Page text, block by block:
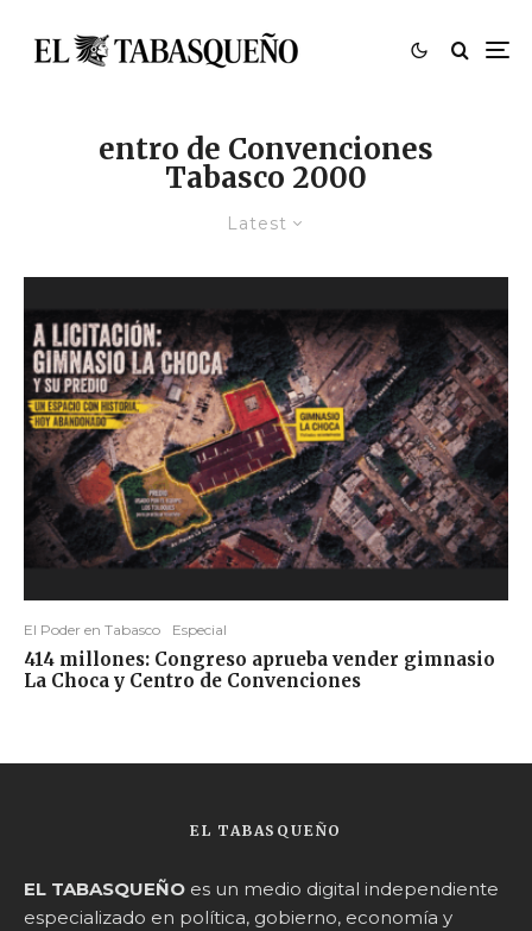
entro de Convenciones
Tabasco 2000
Latest
El Poder en Tabasco Especial
414 millones: Congreso aprueba vender gimnasio
La Choca y Centro de Convenciones
EL TABASQUEÑO
EL TABASQUEÑO es un medio digital independiente
especializado en política, gobierno, economía y